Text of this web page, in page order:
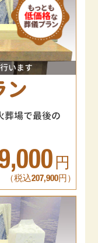
います
ン
葬場で最後の
円
（税込207,900円）